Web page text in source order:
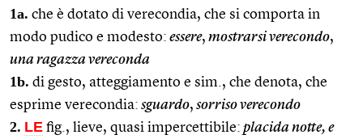
1a. che è dotato di verecondia, che si comporta in
modo pudico e modesto: essere, mostrarsi verecondo,
una ragazza vereconda
1b. di gesto, atteggiamento e sim., che denota, che
esprime verecondia: sguardo, sorriso verecondo
2. LE fig., lieve, quasi impercettibile: placida notte, e